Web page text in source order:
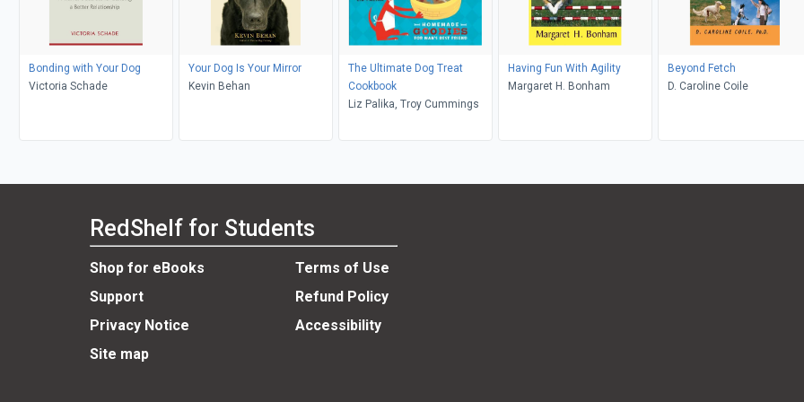
Bonding with Your Dog
Victoria Schade
Your Dog Is Your Mirror
Kevin Behan
The Ultimate Dog Treat
Cookbook
Liz Palika, Troy Cummings
Having Fun With Agility
Margaret H. Bonham
Beyond Fetch
D. Caroline Coile
RedShelf for Students
Shop for eBooks
Terms of Use
Support
Refund Policy
Privacy Notice
Accessibility
Site map